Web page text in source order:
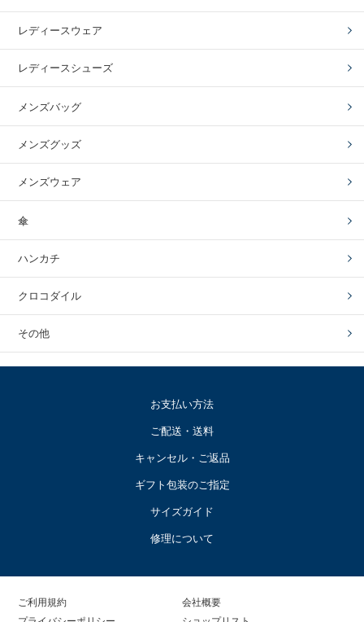
レディースウェア
レディースシューズ
メンズバッグ
メンズグッズ
メンズウェア
傘
ハンカチ
クロコダイル
その他
お支払い方法
ご配送・送料
キャンセル・ご返品
ギフト包装のご指定
サイズガイド
修理について
ご利用規約
会社概要